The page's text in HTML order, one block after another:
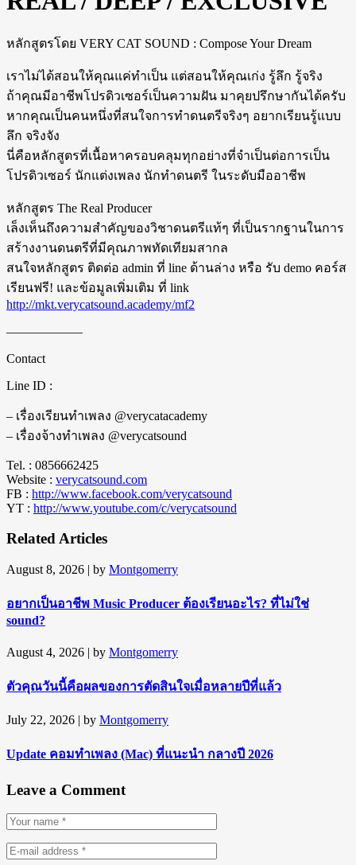
หลักสูตรโดย VERY CAT SOUND : Compose Your Dream
เราไม่ได้สอนให้คุณแค่ทำเป็น แต่สอนให้คุณเก่ง รู้ลึก รู้จริง
ถ้าคุณมีอาชีพโปรดิวเซอร์เป็นความฝัน มาคุยปรึกษากันได้ครับ
หากคุณเป็นคนหนึ่งที่สนใจการทำดนตรีจริงๆ อยากเรียนรู้แบบ
ลึก จริงจัง
นี่คือหลักสูตรที่เนื้อหาครอบคลุมทุกอย่างที่จำเป็นต่อการเป็น
โปรดิวเซอร์ นักแต่งเพลง นักทำดนตรี ในระดับมืออาชีพ
หลักสูตร The Real Producer
เล็งเห็นถึงความสำคัญของวิชาดนตรีแท้ๆ ที่เป็นรากฐานในการ
สร้างงานดนตรีที่มีคุณภาพทัดเทียมสากล
สนใจหลักสูตร ติดต่อ admin ที่ line ด้านล่าง หรือ รับ demo คอร์ส
เรียนฟรี! และข้อมูลเพิ่มเติม ที่ link
http://mkt.verycatsound.academy/mf2
——————
Contact
Line ID :
– เรื่องเรียนทำเพลง @verycatacademy
– เรื่องจ้างทำเพลง @verycatsound
Tel. : 0856662425
Website : verycatsound.com
FB : http://www.facebook.com/verycatsound
YT : http://www.youtube.com/c/verycatsound
Related Articles
August 8, 2026 | by Montgomerry
อยากเป็นอาชีพ Music Producer ต้องเรียนอะไร? ที่ไม่ใช่
sound?
August 4, 2026 | by Montgomerry
ตัวคุณวันนี้คือผลของการตัดสินใจเมื่อหลายปีที่แล้ว
July 22, 2026 | by Montgomerry
Update คอมทำเพลง (Mac) ที่แนะนำ กลางปี 2026
Leave a Comment